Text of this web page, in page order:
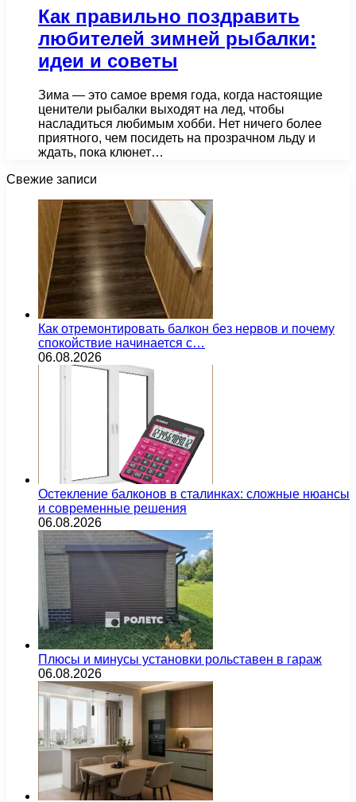
Как правильно поздравить
любителей зимней рыбалки:
идеи и советы
Зима — это самое время года, когда настоящие
ценители рыбалки выходят на лед, чтобы
насладиться любимым хобби. Нет ничего более
приятного, чем посидеть на прозрачном льду и
ждать, пока клюнет…
Свежие записи
Как отремонтировать балкон без нервов и почему
спокойствие начинается с…
06.08.2026
Остекление балконов в сталинках: сложные нюансы
и современные решения
06.08.2026
Плюсы и минусы установки рольставен в гараж
06.08.2026